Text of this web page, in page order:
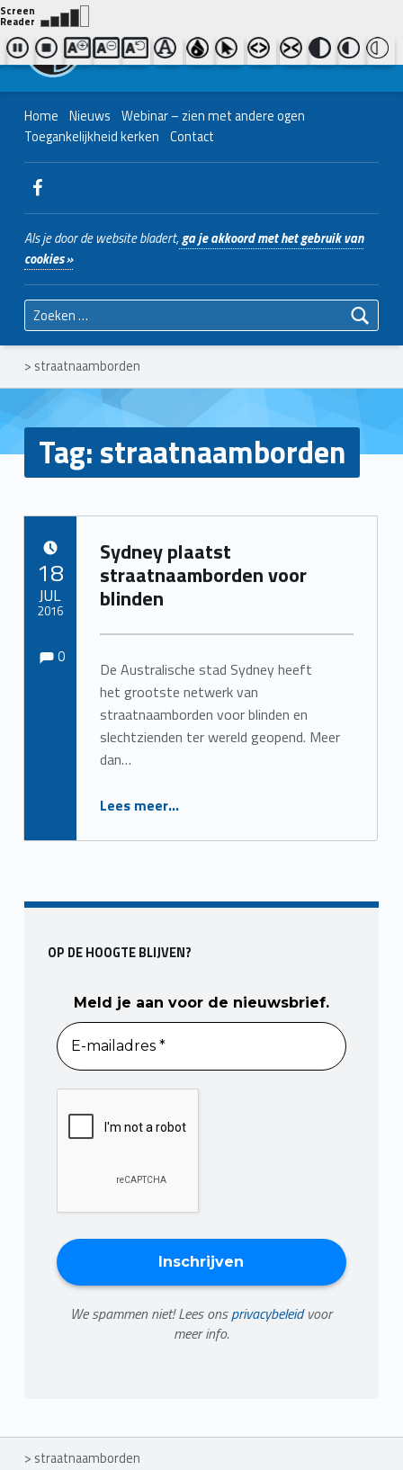
Contact ons
| Bel ons
038 - 427 04 48
Home Nieuws Webinar – zien met andere ogen
Toegankelijkheid kerken Contact
WebMan on Facebook
Als je door de website bladert,ga je akkoord met het gebruik van
cookies »
Zoeken naar:
> straatnaamborden
Tag:straatnaamborden
Sydney plaatst
straatnaamborden voor
blinden
De Australische stad Sydney heeft
het grootste netwerk van
straatnaamborden voor blinden en
slechtzienden ter wereld geopend. Meer
dan…
Lees meer…
18
JUL
2016
Comments:
0
OP DE HOOGTE BLIJVEN?
Meld je aan voor de nieuwsbrief.
We spammen niet! Lees onsprivacybeleidvoor
meer info.
> straatnaamborden